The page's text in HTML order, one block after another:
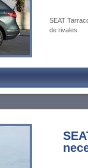
SEAT
de rivales.